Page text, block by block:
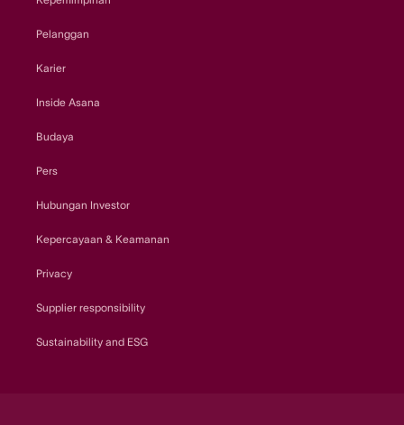
Pelanggan
Karier
Inside Asana
Budaya
Pers
Hubungan Investor
Kepercayaan & Keamanan
Privacy
Supplier responsibility
Sustainability and ESG